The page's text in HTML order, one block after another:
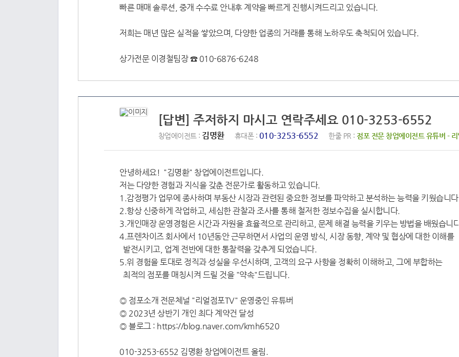
빠른 매매 솔루션, 중개 수수료 안내후 계약을 빠르게 진행시켜드리고 있습니다.
저희는 매년 많은 실적을 쌓았으며, 다양한 업종의 거래를 통해 노하우도 축척되어 있습니다.
상가전문 이경철팀장 ☎ 010-6876-6248
[답변] 주저하지 마시고 연락주세요 010-3253-6552
창업에이전트 : 김명환 휴대폰 : 010-3253-6552 한줄 PR : 점포 전문 창업에이전트 유튜버 -
안녕하세요! "김명환" 창업에이전트입니다.
저는 다양한 경험과 지식을 갖춘 전문가로 활동하고 있습니다.
1.감정평가 업무에 종사하며 부동산 시장과 관련된 중요한 정보를 파악하고 분석하는 능력을 키웠습니
2.항상 신중하게 작업하고, 세심한 관찰과 조사를 통해 철저한 정보수집을 실시합니다.
3.개인매장 운영경험은 시간과 자원을 효율적으로 관리하고, 문제 해결 능력을 키우는 방법을 배웠습니
4.프렌차이즈 회사에서 10년동안 근무하면서 사업의 운영 방식, 시장 동향, 계약 및 협상에 대한 이해를
발전시키고, 업계 전반에 대한 통찰력을 갖추게 되었습니다.
5.위 경험을 토대로 정직과 성실을 우선시하며, 고객의 요구 사항을 정확히 이해하고, 그에 부합하는
최적의 점포를 매칭시켜 드릴 것을 "약속"드립니다.
◎ 점포소개 전문체널 "리얼점포TV" 운영중인 유튜버
◎ 2023년 상반기 개인 최다 계약건 달성
◎ 블로그 : https://blog.naver.com/kmh6520
010-3253-6552 김명환 창업에이전트 올림.